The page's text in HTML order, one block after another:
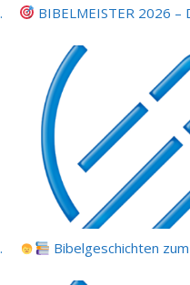
BIBELMEISTER 2026 – Das
Esau – der
Bibelgeschichten